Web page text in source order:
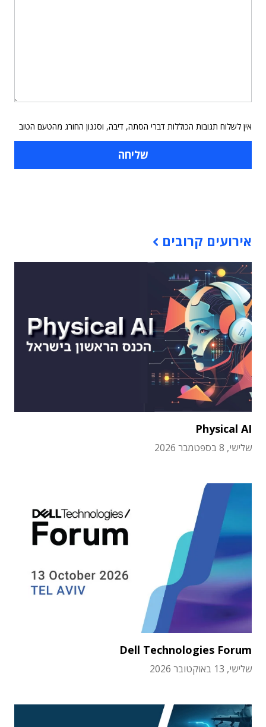
אין לשלוח תגובות הכוללות דברי הסתה, דיבה, וסגנון החורג מהטעם הטוב
אירועים קרובים
Physical AI
שלישי, 8 בספטמבר 2026
Dell Technologies Forum
שלישי, 13 באוקטובר 2026